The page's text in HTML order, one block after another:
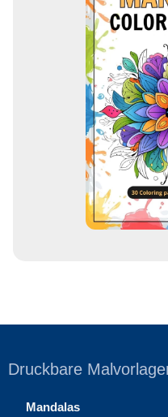
Druckbare
Mandalas